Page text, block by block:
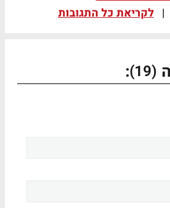
| לקריאת כל התגובות
(19)
: